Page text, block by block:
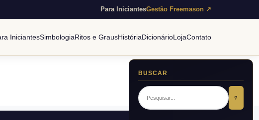
Para IniciantesGestão Freemason ↗
IniciantesSimbologiaRitos e GrausHistóriaDicionárioLojaContato
BUSCAR
⚲